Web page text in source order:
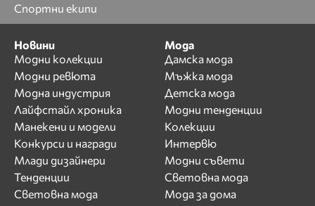
Спортни екипи
Новини
Модни колекции
Модни ревюта
Модна индустрия
Лайфстайл хроника
Манекени и модели
Конкурси и награди
Млади дизайнери
Тенденции
Световна мода
Мода
Дамска мода
Мъжка мода
Детска мода
Модни тенденции
Колекции
Интервю
Модни съвети
Световна мода
Мода за дома